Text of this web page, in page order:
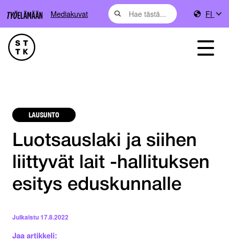
Mediakuvat FI
LAUSUNTO
Luotsauslaki ja siihen
liittyvät lait -hallituksen
esitys eduskunnalle
Julkaistu17.8.2022
Jaa artikkeli: